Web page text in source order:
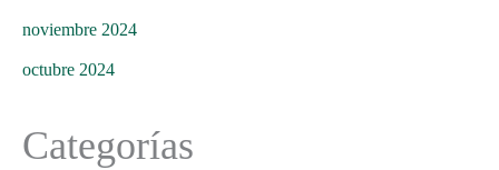
noviembre 2024
octubre 2024
Categorías